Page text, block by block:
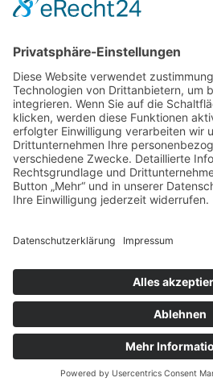
ARTIKEL LESEN
TAGS IN DIESEM ARTIKEL
WIEDEREINSTIEG PFLEGE
Impressum bkgev.de |
Datenschutzbestimmungen bkgev.de|
Eine Website von